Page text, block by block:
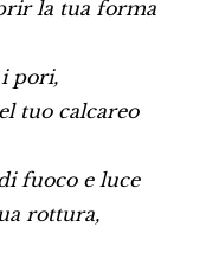
la tua forma
pori,
tuo calcareo
fuoco e luce
rottura,